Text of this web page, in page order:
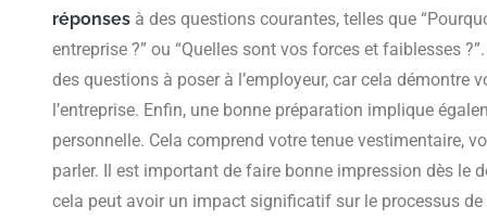
réponses à des questions courantes, telles que
entreprise ?” ou “Quelles sont vos forces et faiblesses
des questions à poser à l’employeur, car cela démontre
l’entreprise. Enfin, une bonne préparation implique
personnelle. Cela comprend votre tenue vestimentaire,
parler. Il est important de faire bonne impression dès le
cela peut avoir un impact significatif sur le processus de